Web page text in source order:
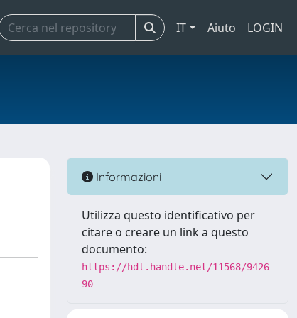
IT Aiuto LOGIN
Informazioni
Utilizza questo identificativo per
citare o creare un link a questo
documento:
https://hdl.handle.net/11568/9426
90